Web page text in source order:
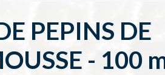
PEPINS DE
- 100